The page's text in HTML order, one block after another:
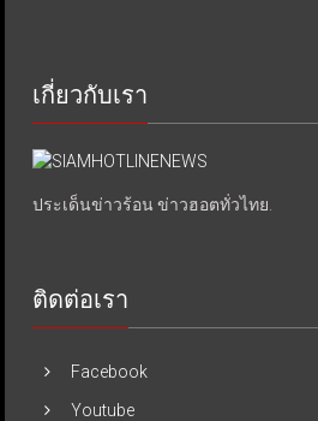
เกี่ยวกับเรา
ประเด็นข่าวร้อน ข่าวฮอตทั่วไทย.
ติดต่อเรา
Facebook
Youtube